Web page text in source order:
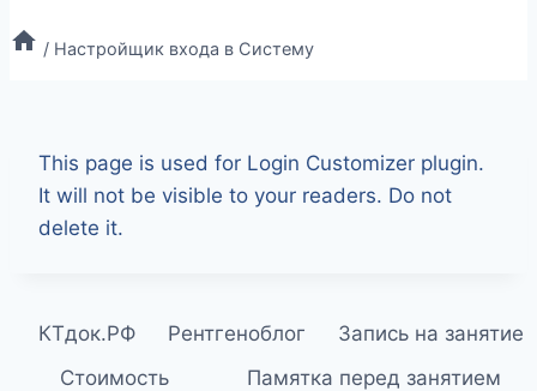
/ Настройщик входа в Систему
This page is used for Login Customizer plugin.
It will not be visible to your readers. Do not
delete it.
КТдок.РФ Рентгеноблог
Запись на занятие
Стоимость
Памятка перед занятием